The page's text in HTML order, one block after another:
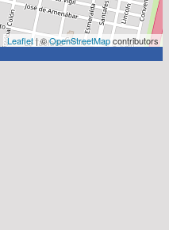
Leaflet| ©OpenStreetMapcontributors